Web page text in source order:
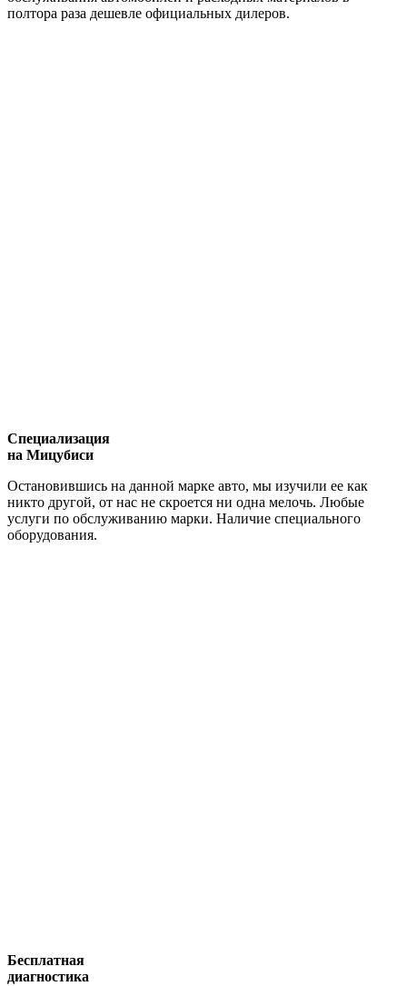
полтора раза дешевле официальных дилеров.
Специализация
на Мицубиси
Остановившись на данной марке авто, мы изучили ее как
никто другой, от нас не скроется ни одна мелочь. Любые
услуги по обслуживанию марки. Наличие специального
оборудования.
Бесплатная
диагностика